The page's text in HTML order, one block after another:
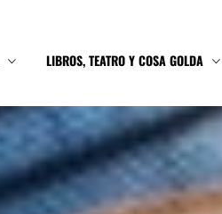
LIBROS, TEATRO Y COSA GOLDA